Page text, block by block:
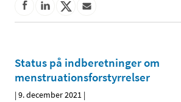
Status på indberetninger om
menstruationsforstyrrelser
|9. december 2021 |